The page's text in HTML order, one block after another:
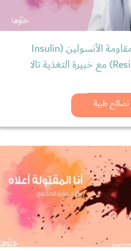
نصائح طبية
ما هي مقاومة الأنسولين (Insulin
Resistance) مع خبيرة التغذية تالا
شاهد الان